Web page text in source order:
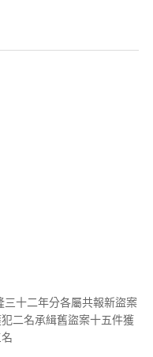
十二年分各屬共報新盜案
二名承緝舊盜案十五件獲